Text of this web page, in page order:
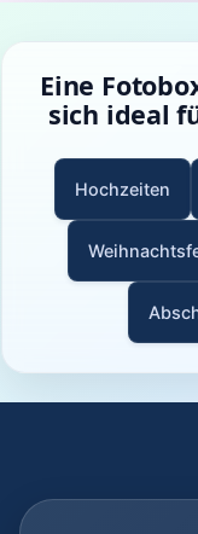
Eine
sich ideal
Hochzeiten